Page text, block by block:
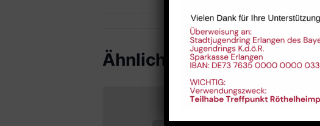
Ähnliche Veranstaltungen